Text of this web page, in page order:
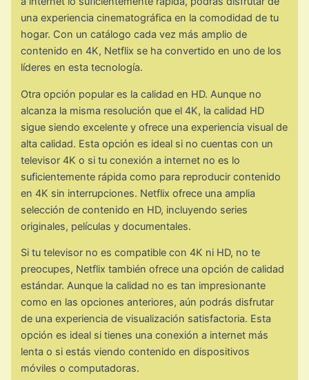
una experiencia cinematográfica en la comodidad de tu
hogar. Con un catálogo cada vez más amplio de
contenido en 4K, Netflix se ha convertido en uno de los
líderes en esta tecnología.
Otra opción popular es la calidad en HD. Aunque no
alcanza la misma resolución que el 4K, la calidad HD
sigue siendo excelente y ofrece una experiencia visual de
alta calidad. Esta opción es ideal si no cuentas con un
televisor 4K o si tu conexión a internet no es lo
suficientemente rápida como para reproducir contenido
en 4K sin interrupciones. Netflix ofrece una amplia
selección de contenido en HD, incluyendo series
originales, películas y documentales.
Si tu televisor no es compatible con 4K ni HD, no te
preocupes, Netflix también ofrece una opción de calidad
estándar. Aunque la calidad no es tan impresionante
como en las opciones anteriores, aún podrás disfrutar
de una experiencia de visualización satisfactoria. Esta
opción es ideal si tienes una conexión a internet más
lenta o si estás viendo contenido en dispositivos
móviles o computadoras.